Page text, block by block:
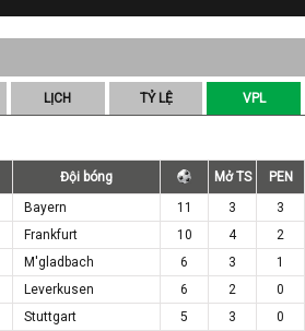
LỊCH TỶ LỆ VPL
Đội bóng Mở TS
PEN
Bayern 11 3
3
Frankfurt 10 4
2
M'gladbach 6 3
1
Leverkusen 6 2
0
Stuttgart 5 3
0